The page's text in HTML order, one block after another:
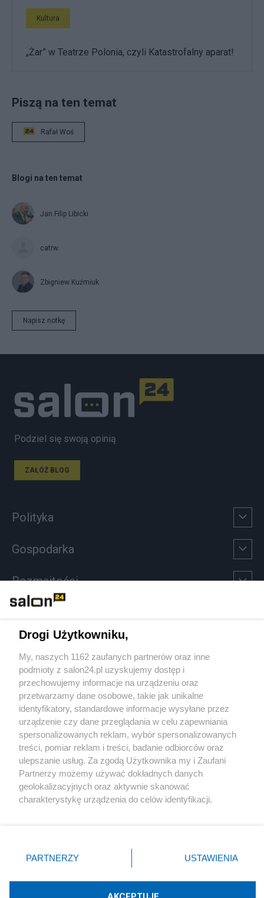
Kultura
„Żar” w Teatrze Polonia, czyli Katastrofalny aparat!
Piszą na ten temat
Rafał Woś
Blogi na ten temat
Jan Filip Libicki
catrw
Zbigniew Kuźmiuk
Napisz notkę
Podziel się swoją opinią
ZAŁÓŻ BLOG
Polityka
Gospodarka
Rozmaitości
Sport
Społeczeństwo
Kultura
X Facebook Instagram Youtube
Drogi Użytkowniku,
My, naszych 1162 zaufanych partnerów oraz inne
podmioty z salon24.pl uzyskujemy dostęp i
przechowujemy informacje na urządzeniu oraz
przetwarzamy dane osobowe, takie jak unikalne
identyfikatory, standardowe informacje wysyłane przez
urządzenie czy dane przeglądania w celu zapewniania
spersonalizowanych reklam, wybór spersonalizowanych
treści, pomiar reklam i treści, badanie odbiorców oraz
ulepszanie usług. Za zgodą Użytkownika my i Zaufani
Partnerzy możemy używać dokładnych danych
geolokalizacyjnych oraz aktywnie skanować
charakterystykę urządzenia do celów identyfikacji.
zmienić/wycofać klikając przycisk ustawień prywatności
znajdujący się w lewym dolnym rogu strony
rodzaje przetwarzania danych nie wymagają zgody
użytkownika, ale masz prawo sprzeciwić się takiemu
PARTNERZY USTAWIENIA